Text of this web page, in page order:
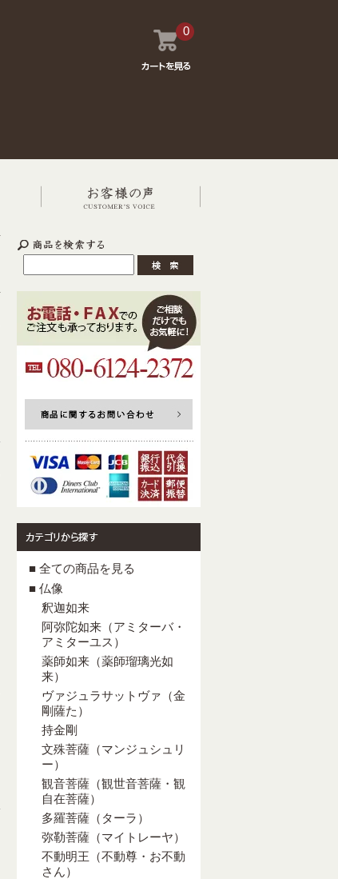
0
■ 全ての商品を見る
■ 仏像
釈迦如来
阿弥陀如来（アミターバ・
アミターユス）
薬師如来（薬師瑠璃光如
来）
ヴァジュラサットヴァ（金
剛薩た）
持金剛
文殊菩薩（マンジュシュリ
ー）
観音菩薩（観世音菩薩・観
自在菩薩）
多羅菩薩（ターラ）
弥勒菩薩（マイトレーヤ）
不動明王（不動尊・お不動
さん）